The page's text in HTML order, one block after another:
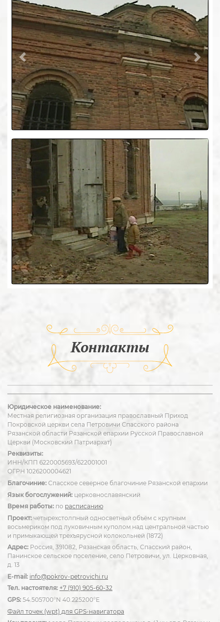
Previous Next
Контакты
Юридическое наименование:
Местная религиозная организация православный Приход
Покровской церкви села Петровичи Спасского района
Рязанской области Рязанской епархии Русской Православной
Церкви (Московский Патриархат)
Реквизиты:
ИНН/КПП 6220005693/622001001
ОГРН 1026200004621
Благочиние: Спасское северное благочиние Рязанской епархии
Язык богослужений: церковнославянский
Время работы: по расписанию
Проект: четырехстолпный односветный объём с крупным
восьмериком под луковичным куполом над центральной частью
и примыкающей трехъярусной колокольней (1872)
Адрес: Россия, 391082, Рязанская область, Спасский район,
Панинское сельское поселение, село Петровичи, ул. Церковная,
д. 13
E-mail: info@pokrov-petrovichi.ru
Тел. настоятеля: +7 (910) 905-60-32
GPS: 54.505700°N 40.225200°E
Файл точек (wpt) для GPS-навигатора